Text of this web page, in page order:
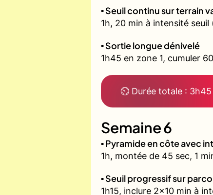
▪️ Seuil continu sur terrain
1h, 20 min à intensité
▪️ Sortie longue dénivelé
1h45 en zone 1, cumuler
⏲ Durée totale : 3h45
Semaine 6
▪️ Pyramide en côte avec
1h, montée de 45 sec, 1
▪️ Seuil progressif sur
1h15, inclure 2x10 min à